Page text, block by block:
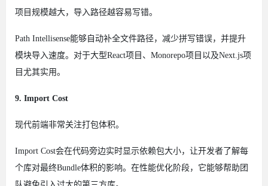
项目规模越大，导入路径越容易写错。
Path Intellisense能够自动补全文件路径，减少拼写错误，并提升
模块导入速度。对于大型React项目、Monorepo项目以及Next.js项
目尤其实用。
9. Import Cost
现代前端非常关注打包体积。
Import Cost会在代码旁边实时显示依赖包大小，让开发者了解每
个库对最终Bundle体积的影响。在性能优化阶段，它能够帮助团